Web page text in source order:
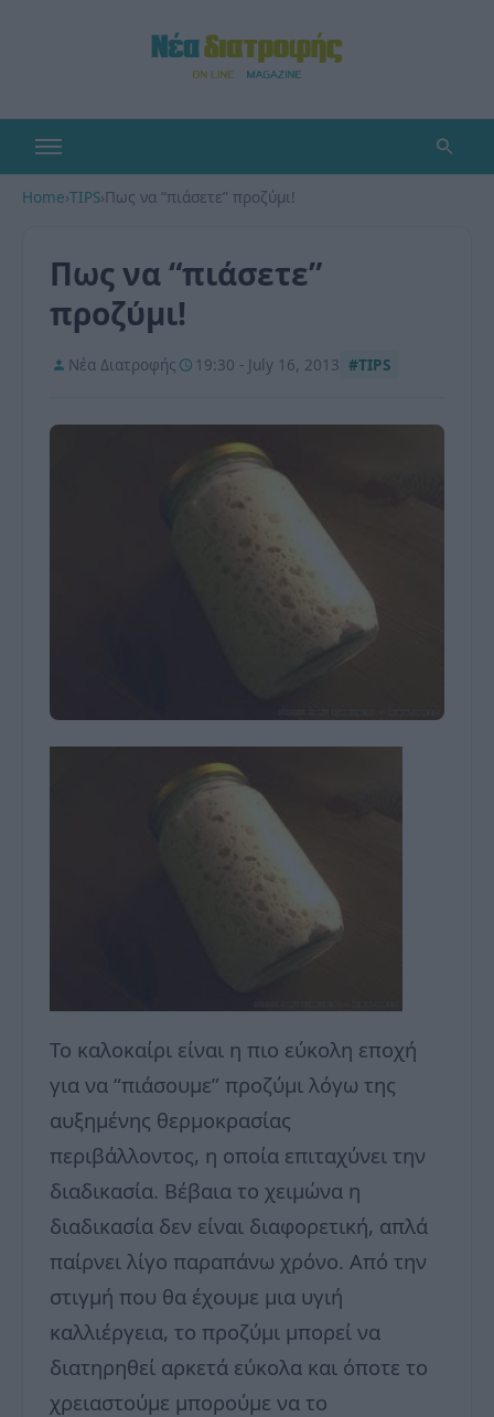
Home›TIPS›Πως να “πιάσετε” προζύμι!
Πως να “πιάσετε”
προζύμι!
Νέα Διατροφής 19:30 - July 16, 2013 #TIPS
Το καλοκαίρι είναι η πιο εύκολη εποχή
για να “πιάσουμε” προζύμι λόγω της
αυξημένης θερμοκρασίας
περιβάλλοντος, η οποία επιταχύνει την
διαδικασία. Βέβαια το χειμώνα η
διαδικασία δεν είναι διαφορετική, απλά
παίρνει λίγο παραπάνω χρόνο. Από την
στιγμή που θα έχουμε μια υγιή
καλλιέργεια, το προζύμι μπορεί να
διατηρηθεί αρκετά εύκολα και όποτε το
χρειαστούμε μπορούμε να το